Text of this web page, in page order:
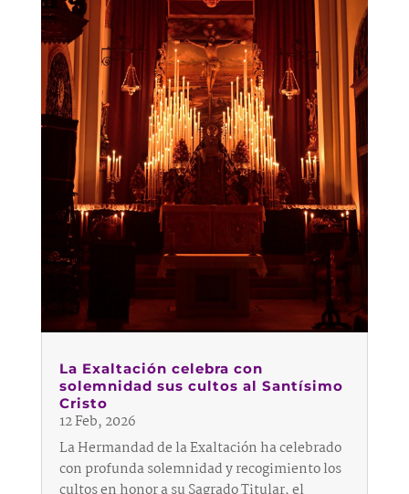
La Exaltación celebra con
solemnidad sus cultos al Santísimo
Cristo
12 Feb, 2026
La Hermandad de la Exaltación ha celebrado
con profunda solemnidad y recogimiento los